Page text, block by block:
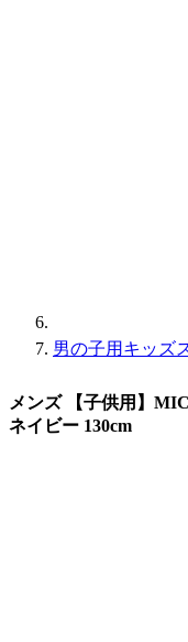
男の子用キッズ
メンズ 【子供用】
ネイビー 130cm